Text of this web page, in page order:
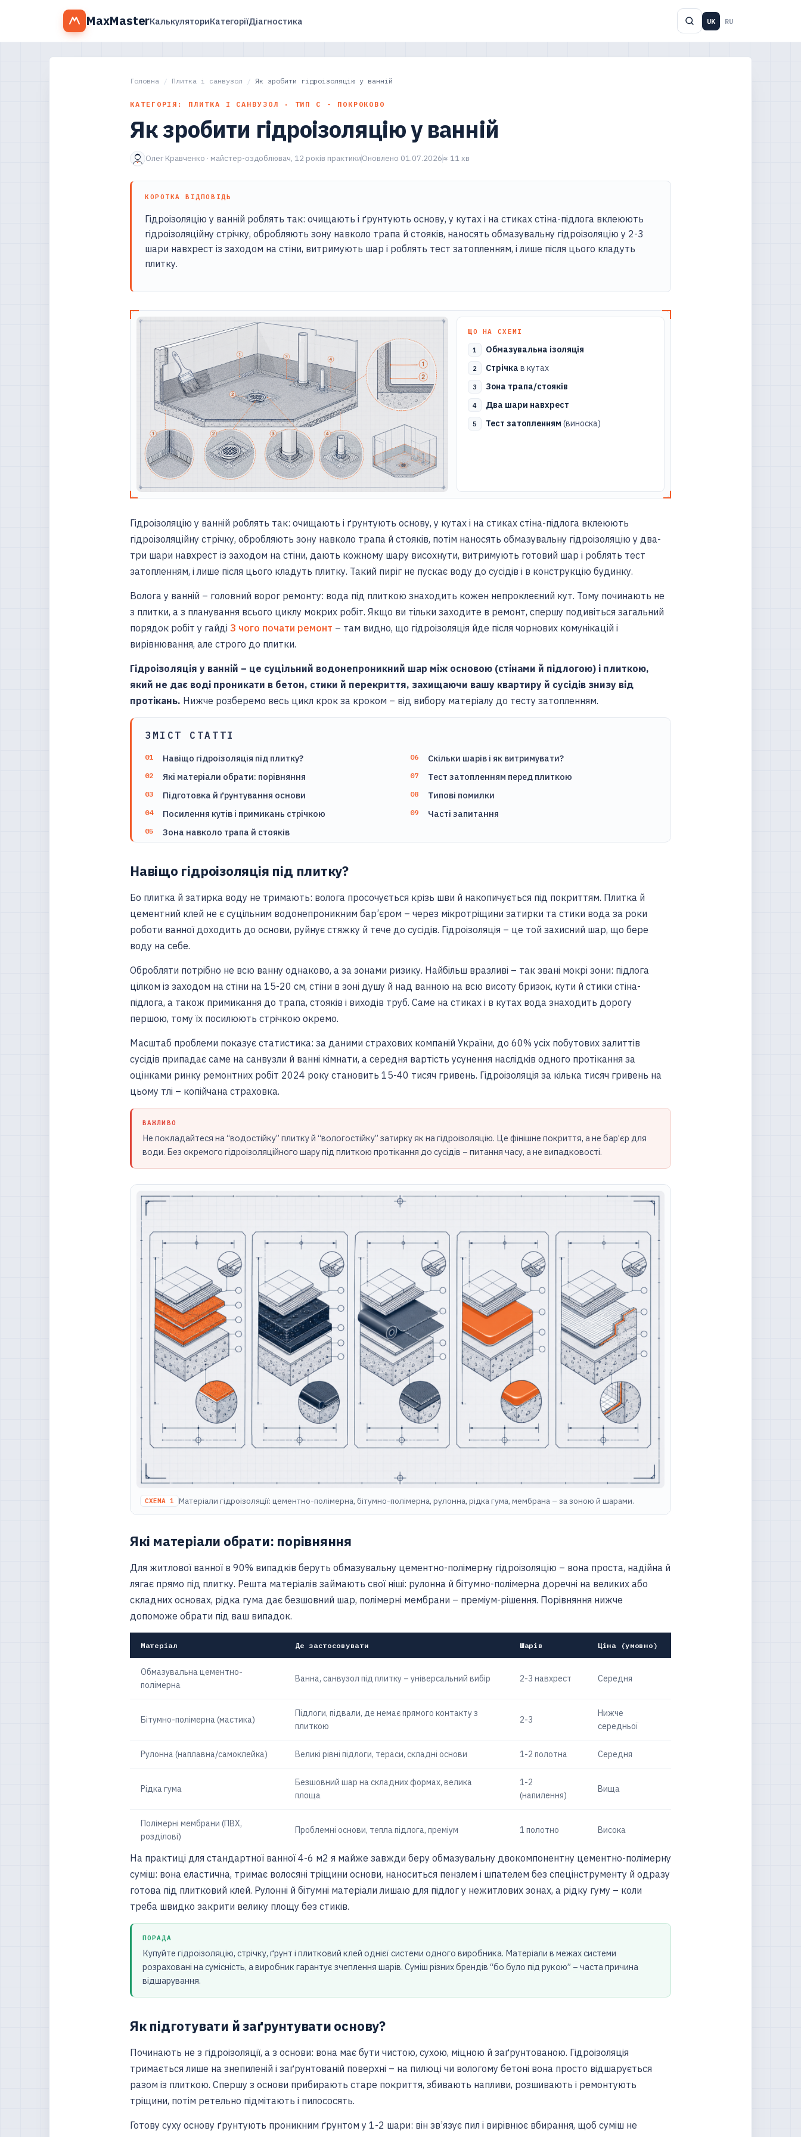
MaxMasterКалькуляториКатегоріїДіагностика UK RU
Головна / Плитка і санвузол / Як зробити гідроізоляцію у ванній
КАТЕГОРІЯ: ПЛИТКА І САНВУЗОЛ · ТИП С - ПОКРОКОВО
Як зробити гідроізоляцію у ванній
Олег Кравченко · майстер-оздоблювач, 12 років практикиОновлено 01.07.2026≈ 11 хв
КОРОТКА ВІДПОВІДЬ
Гідроізоляцію у ванній роблять так: очищають і ґрунтують основу, у кутах і на стиках стіна-підлога вклеюють
гідроізоляційну стрічку, обробляють зону навколо трапа й стояків, наносять обмазувальну гідроізоляцію у 2-3
шари навхрест із заходом на стіни, витримують шар і роблять тест затопленням, і лише після цього кладуть
плитку.
ЩО НА СХЕМІ
Обмазувальна ізоляція
Стрічка в кутах
Зона трапа/стояків
Два шари навхрест
Тест затопленням (виноска)
Гідроізоляцію у ванній роблять так: очищають і ґрунтують основу, у кутах і на стиках стіна-підлога вклеюють
гідроізоляційну стрічку, обробляють зону навколо трапа й стояків, потім наносять обмазувальну гідроізоляцію у два-
три шари навхрест із заходом на стіни, дають кожному шару висохнути, витримують готовий шар і роблять тест
затопленням, і лише після цього кладуть плитку. Такий пиріг не пускає воду до сусідів і в конструкцію будинку.
Волога у ванній – головний ворог ремонту: вода під плиткою знаходить кожен непроклеєний кут. Тому починають не
з плитки, а з планування всього циклу мокрих робіт. Якщо ви тільки заходите в ремонт, спершу подивіться загальний
порядок робіт у гайді З чого почати ремонт – там видно, що гідроізоляція йде після чорнових комунікацій і
вирівнювання, але строго до плитки.
Гідроізоляція у ванній – це суцільний водонепроникний шар між основою (стінами й підлогою) і плиткою,
який не дає воді проникати в бетон, стики й перекриття, захищаючи вашу квартиру й сусідів знизу від
протікань. Нижче розберемо весь цикл крок за кроком – від вибору матеріалу до тесту затопленням.
ЗМІСТ СТАТТІ
Навіщо гідроізоляція під плитку?
Які матеріали обрати: порівняння
Підготовка й ґрунтування основи
Посилення кутів і примикань стрічкою
Зона навколо трапа й стояків
Скільки шарів і як витримувати?
Тест затопленням перед плиткою
Типові помилки
Часті запитання
Навіщо гідроізоляція під плитку?
Бо плитка й затирка воду не тримають: волога просочується крізь шви й накопичується під покриттям. Плитка й
цементний клей не є суцільним водонепроникним бар’єром – через мікротріщини затирки та стики вода за роки
роботи ванної доходить до основи, руйнує стяжку й тече до сусідів. Гідроізоляція – це той захисний шар, що бере
воду на себе.
Обробляти потрібно не всю ванну однаково, а за зонами ризику. Найбільш вразливі – так звані мокрі зони: підлога
цілком із заходом на стіни на 15-20 см, стіни в зоні душу й над ванною на всю висоту бризок, кути й стики стіна-
підлога, а також примикання до трапа, стояків і виходів труб. Саме на стиках і в кутах вода знаходить дорогу
першою, тому їх посилюють стрічкою окремо.
Масштаб проблеми показує статистика: за даними страхових компаній України, до 60% усіх побутових залиттів
сусідів припадає саме на санвузли й ванні кімнати, а середня вартість усунення наслідків одного протікання за
оцінками ринку ремонтних робіт 2024 року становить 15-40 тисяч гривень. Гідроізоляція за кілька тисяч гривень на
цьому тлі – копійчана страховка.
ВАЖЛИВО
Не покладайтеся на “водостійку” плитку й “вологостійку” затирку як на гідроізоляцію. Це фінішне покриття, а не бар’єр для
води. Без окремого гідроізоляційного шару під плиткою протікання до сусідів – питання часу, а не випадковості.
СХЕМА 1 Матеріали гідроізоляції: цементно-полімерна, бітумно-полімерна, рулонна, рідка гума, мембрана – за зоною й шарами.
Які матеріали обрати: порівняння
Для житлової ванної в 90% випадків беруть обмазувальну цементно-полімерну гідроізоляцію – вона проста, надійна й
лягає прямо під плитку. Решта матеріалів займають свої ніші: рулонна й бітумно-полімерна доречні на великих або
складних основах, рідка гума дає безшовний шар, полімерні мембрани – преміум-рішення. Порівняння нижче
допоможе обрати під ваш випадок.
Матеріал Де застосовувати Шарів Ціна (умовно)
Обмазувальна цементно-
полімерна
Ванна, санвузол під плитку – універсальний вибір 2-3 навхрест Середня
Бітумно-полімерна (мастика)
Підлоги, підвали, де немає прямого контакту з
плиткою
2-3
Нижче
середньої
Рулонна (наплавна/самоклейка) Великі рівні підлоги, тераси, складні основи 1-2 полотна Середня
Рідка гума
Безшовний шар на складних формах, велика
площа
1-2
(напилення)
Вища
Полімерні мембрани (ПВХ,
розділові)
Проблемні основи, тепла підлога, преміум 1 полотно Висока
На практиці для стандартної ванної 4-6 м2 я майже завжди беру обмазувальну двокомпонентну цементно-полімерну
суміш: вона еластична, тримає волосяні тріщини основи, наноситься пензлем і шпателем без спецінструменту й одразу
готова під плитковий клей. Рулонні й бітумні матеріали лишаю для підлог у нежитлових зонах, а рідку гуму – коли
треба швидко закрити велику площу без стиків.
ПОРАДА
Купуйте гідроізоляцію, стрічку, ґрунт і плитковий клей однієї системи одного виробника. Матеріали в межах системи
розраховані на сумісність, а виробник гарантує зчеплення шарів. Суміш різних брендів “бо було під рукою” – часта причина
відшарування.
Як підготувати й заґрунтувати основу?
Починають не з гідроізоляції, а з основи: вона має бути чистою, сухою, міцною й заґрунтованою. Гідроізоляція
тримається лише на знепиленій і заґрунтованій поверхні – на пилюці чи вологому бетоні вона просто відшарується
разом із плиткою. Спершу з основи прибирають старе покриття, збивають напливи, розшивають і ремонтують
тріщини, потім ретельно підмітають і пилососять.
Готову суху основу ґрунтують проникним ґрунтом у 1-2 шари: він зв’язує пил і вирівнює вбирання, щоб суміш не